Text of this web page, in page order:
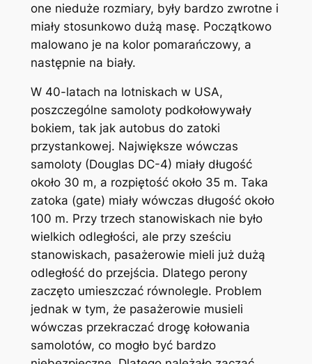
one nieduże rozmiary, były bardzo zwrotne i
miały stosunkowo dużą masę. Początkowo
malowano je na kolor pomarańczowy, a
następnie na biały.
W 40-latach na lotniskach w USA,
poszczególne samoloty podkołowywały
bokiem, tak jak autobus do zatoki
przystankowej. Największe wówczas
samoloty (Douglas DC-4) miały długość
około 30 m, a rozpiętość około 35 m. Taka
zatoka (gate) miały wówczas długość około
100 m. Przy trzech stanowiskach nie było
wielkich odległości, ale przy sześciu
stanowiskach, pasażerowie mieli już dużą
odległość do przejścia. Dlatego perony
zaczęto umieszczać równolegle. Problem
jednak w tym, że pasażerowie musieli
wówczas przekraczać drogę kołowania
samolotów, co mogło być bardzo